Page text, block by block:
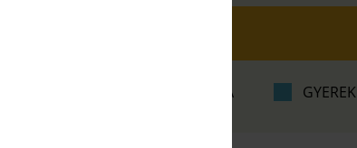
BABA-MAMA GYEREK